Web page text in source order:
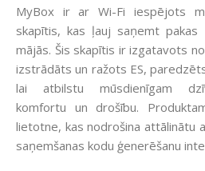
MyBox ir ar Wi-Fi iespējots
skapītis, kas ļauj saņemt
mājās. Šis skapītis ir izgatavots
izstrādāts un ražots ES,
lai atbilstu mūsdienīgam
komfortu un drošību.
lietotne, kas nodrošina attālinātu
saņemšanas kodu ģenerēšanu